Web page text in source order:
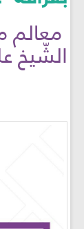
معالم
الشّيخ